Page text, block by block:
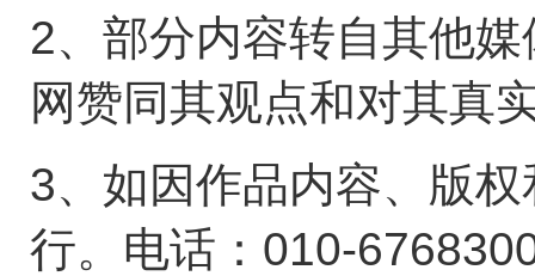
2、部分内容转自其他
网赞同其观点和对其真
3、如因作品内容、版
行。电话：010-